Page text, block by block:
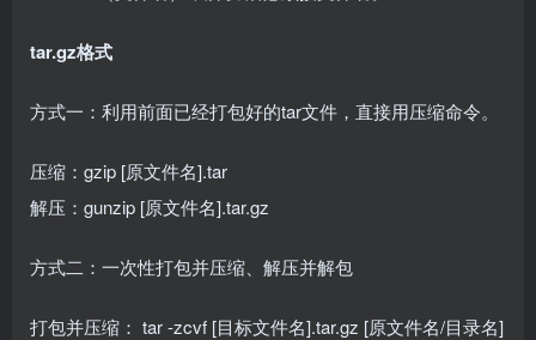
tar.gz格式
方式一：利用前面已经打包好的tar文件，直接用压缩命令。
压缩：gzip [原文件名].tar
解压：gunzip [原文件名].tar.gz
方式二：一次性打包并压缩、解压并解包
打包并压缩： tar -zcvf [目标文件名].tar.gz [原文件名/目录名]